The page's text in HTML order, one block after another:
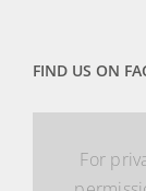
FIND US ON
For